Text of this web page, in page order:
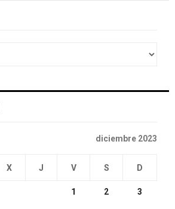
diciembre 2023
X J V S D
1 2 3